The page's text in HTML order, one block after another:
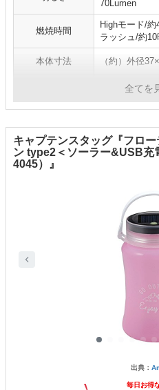
70Lumen
燃焼時間
Highモード/
ラッシュ/約10
本体寸法 （約）外径
（約）100g(
全てを
キャプテンスタッグ『フロ
ン type2＜ソーラー&USB充
4045）』
出典：
毎日お得